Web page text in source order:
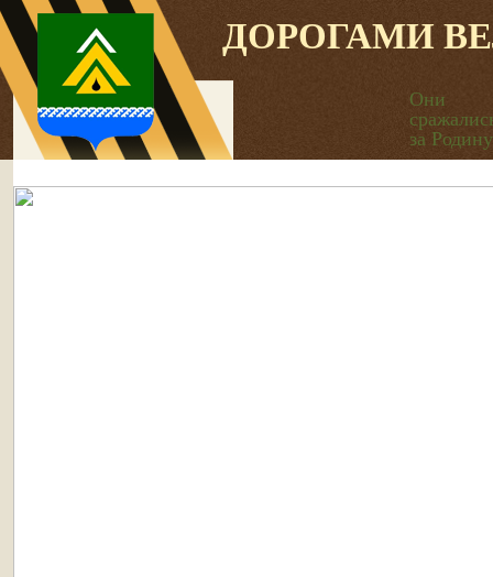
ДОРОГАМИ
Они
за Родину